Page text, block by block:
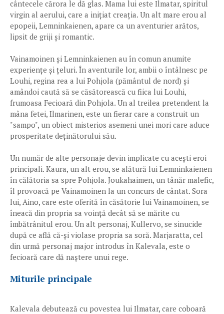
cântecele cărora le dă glas. Mama lui este Ilmatar, spiritul
virgin al aerului, care a inițiat creația. Un alt mare erou al
epopeii, Lemninkaienen, apare ca un aventurier arătos,
lipsit de griji și romantic.
Vainamoinen și Lemninkaienen au în comun anumite
experiențe și țeluri. În aventurile lor, ambii o întâlnesc pe
Louhi, regina rea a lui Pohjola (pământul de nord) și
amândoi caută să se căsătorească cu fiica lui Louhi,
frumoasa Fecioară din Pohjola. Un al treilea pretendent la
mâna fetei, Ilmarinen, este un fierar care a construit un
"sampo", un obiect misterios asemeni unei mori care aduce
prosperitate deținătorului său.
Un număr de alte personaje devin implicate cu acești eroi
principali. Kaura, un alt erou, se alătură lui Lemninkaienen
în călătoria sa spre Pohjola. Joukahaimen, un tânăr malefic,
îl provoacă pe Vainamoinen la un concurs de cântat. Sora
lui, Aino, care este oferită în căsătorie lui Vainamoinen, se
îneacă din propria sa voință decât să se mărite cu
îmbătrânitul erou. Un alt personaj, Kullervo, se sinucide
după ce află că-și violase propria sa soră. Marjaratta, cel
din urmă personaj major introdus în Kalevala, este o
fecioară care dă naștere unui rege.
Miturile principale
Kalevala debutează cu povestea lui Ilmatar, care coboară